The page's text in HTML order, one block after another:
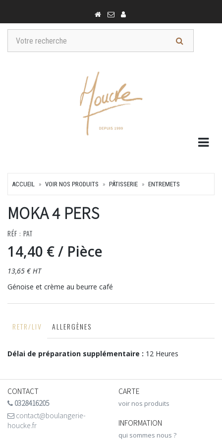
ACCUEIL VOIR NOS PRODUITS PÂTISSERIE ENTREMETS
MOKA 4 PERS
RÉF : PAT
14,40 €/ Pièce
13,65 € HT
Génoise et crème au beurre café
RETR/LIV ALLERGÈNES
Délai de préparation supplémentaire : 12 Heures
CONTACT
0328416205
contact@boulangerie-
houcke.fr
CARTE
voir nos produits
INFORMATION
qui sommes nous ?